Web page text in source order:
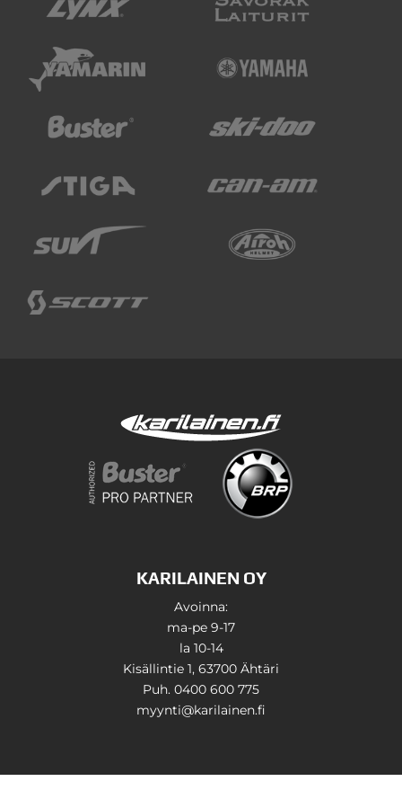
KARILAINEN OY
Avoinna:
ma-pe 9-17
la 10-14
Kisällintie 1, 63700 Ähtäri
Puh. 0400 600 775
myynti@karilainen.fi